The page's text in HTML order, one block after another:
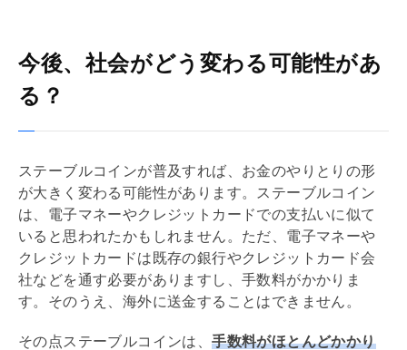
今後、社会がどう変わる可能性があ
る？
ステーブルコインが普及すれば、お金のやりとりの形
が大きく変わる可能性があります。ステーブルコイン
は、電子マネーやクレジットカードでの支払いに似て
いると思われたかもしれません。ただ、電子マネーや
クレジットカードは既存の銀行やクレジットカード会
社などを通す必要がありますし、手数料がかかりま
す。そのうえ、海外に送金することはできません。
その点ステーブルコインは、手数料がほとんどかかり